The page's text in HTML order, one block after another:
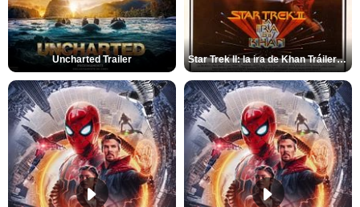
Uncharted Trailer Star Trek II: la ira de Khan Tráiler VO